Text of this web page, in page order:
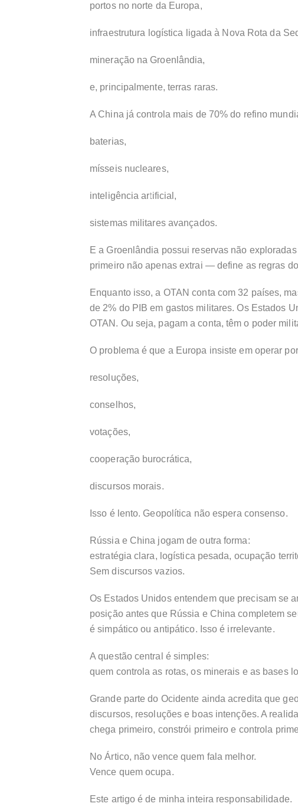
portos no norte da Europa,
infraestrutura logística ligada à Nova Rota da
mineração na Groenlândia,
e, principalmente, terras raras.
A China já controla mais de 70% do refino
baterias,
mísseis nucleares,
inteligência artificial,
sistemas militares avançados.
E a Groenlândia possui reservas não
primeiro não apenas extrai — define as regras
Enquanto isso, a OTAN conta com 32 países,
de 2% do PIB em gastos militares. Os Estados
OTAN. Ou seja, pagam a conta, têm o poder
O problema é que a Europa insiste em operar
resoluções,
conselhos,
votações,
cooperação burocrática,
discursos morais.
Isso é lento. Geopolítica não espera consenso.
Rússia e China jogam de outra forma:
estratégia clara, logística pesada, ocupação
Sem discursos vazios.
Os Estados Unidos entendem que precisam se
posição antes que Rússia e China completem
é simpático ou antipático. Isso é irrelevante.
A questão central é simples:
quem controla as rotas, os minerais e as bases
Grande parte do Ocidente ainda acredita que
discursos, resoluções e boas intenções. A
chega primeiro, constrói primeiro e controla
No Ártico, não vence quem fala melhor.
Vence quem ocupa.
Este artigo é de minha inteira responsabilidade.